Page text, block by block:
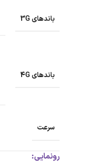
باندهای 3G
باندهای 4G
سرعت
رونمایی: